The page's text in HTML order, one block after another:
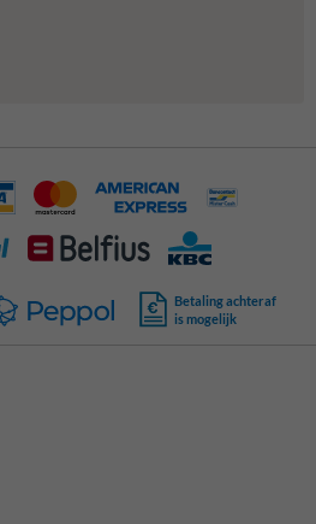
Betaling achteraf
is mogelijk